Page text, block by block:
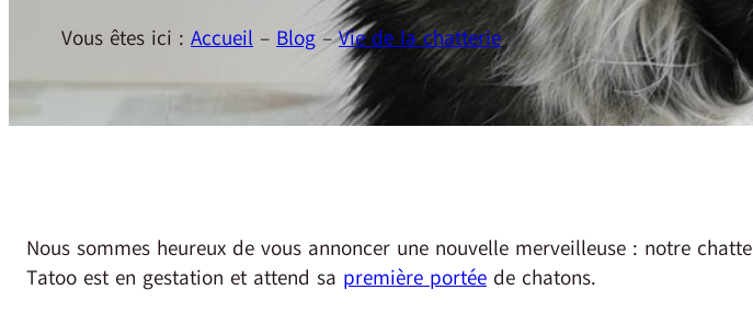
Vous êtes ici : Accueil – Blog –Vie de la chatterie
Nous sommes heureux de vous annoncer une nouvelle merveilleuse : notre chatte
Tatoo est en gestation et attend sa première portée de chatons.